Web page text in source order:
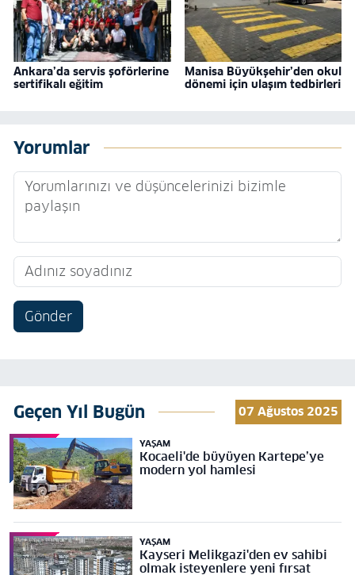
Ankara’da servis şoförlerine
sertifikalı eğitim
Manisa Büyükşehir’den okul
dönemi için ulaşım tedbirleri
Yorumlar
Gönder
Geçen Yıl Bugün 07 Ağustos 2025
YAŞAM
Kocaeli'de büyüyen Kartepe’ye
modern yol hamlesi
YAŞAM
Kayseri Melikgazi'den ev sahibi
olmak isteyenlere yeni fırsat